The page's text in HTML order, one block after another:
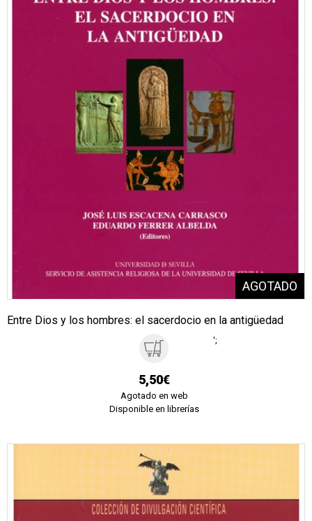
Entre Dios y los hombres: el sacerdocio en la antigüedad
5,50€
Agotado en web
Disponible en librerías
';